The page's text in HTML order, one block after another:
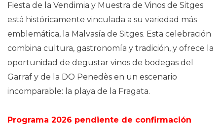
Fiesta de la Vendimia y Muestra de Vinos de Sitges
está históricamente vinculada a su variedad más
emblemática, la Malvasía de Sitges. Esta celebración
combina cultura, gastronomía y tradición, y ofrece la
oportunidad de degustar vinos de bodegas del
Garraf y de la DO Penedès en un escenario
incomparable: la playa de la Fragata.
Programa 2026 pendiente de confirmación